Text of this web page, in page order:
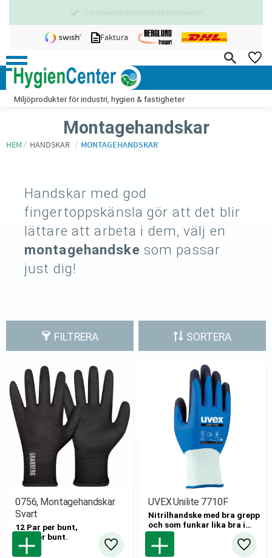
Meny
Faktura
Miljöprodukter för industri, hygien & fastigheter
Montagehandskar
HEM HANDSKAR MONTAGEHANDSKAR
Handskar med god
fingertoppskänsla gör att det blir
lättare att arbeta i dem, välj en
montagehandske som passar
just dig!
FILTRERA SORTERA
0756, Montagehandskar
Svart
12 Par per bunt,
Pris per bunt.
Lägg till i favoriter
UVEX Unilite 7710F
Nitrilhandske med bra grepp
och som funkar lika bra i
torra som i fuktig eller oljig
miljö
Lägg